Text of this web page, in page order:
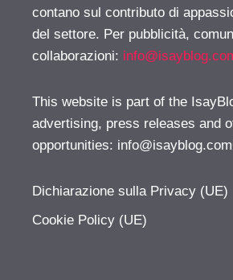
contano sul contributo di
del settore. Per pubblicità,
collaborazioni:
This website is part of the
advertising, press releases and
opportunities:
Dichiarazione sulla Privacy (UE)
Cookie Policy (UE)